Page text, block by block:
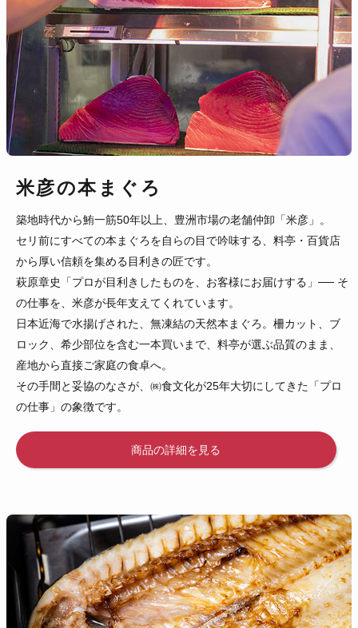
米彦の本まぐろ
築地時代から鮪一筋50年以上、豊洲市場の老舗仲卸「米彦」。
セリ前にすべての本まぐろを自らの目で吟味する、料亭・百貨店
から厚い信頼を集める目利きの匠です。
萩原章史「プロが目利きしたものを、お客様にお届けする」── そ
の仕事を、米彦が長年支えてくれています。
日本近海で水揚げされた、無凍結の天然本まぐろ。柵カット、ブ
ロック、希少部位を含む一本買いまで、料亭が選ぶ品質のまま、
産地から直接ご家庭の食卓へ。
その手間と妥協のなさが、㈱食文化が25年大切にしてきた「プロ
の仕事」の象徴です。
商品の詳細を見る